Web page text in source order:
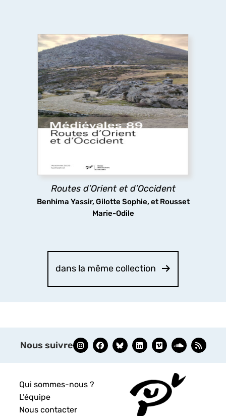
Routes d’Orient et d’Occident
Benhima Yassir, Gilotte Sophie, et Rousset
Marie-Odile
Routes d’Orient et d’Occident
Pèlerins, marchands et autres voyageurs
sillonnent les routes médiévales, y compris dans
des espaces inhospitaliers, ignorant sans doute
que les infrastructures routières qu’ils
découvrir
dans la même collection
Nous suivre
Qui sommes-nous ?
L’équipe
Nous contacter